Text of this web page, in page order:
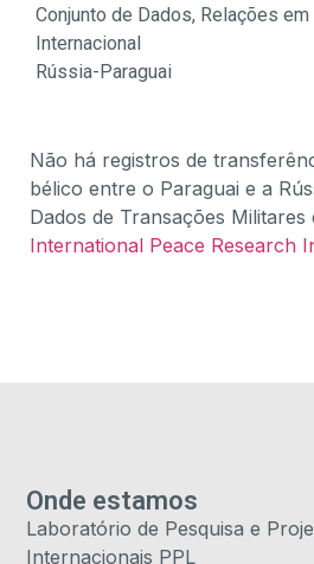
Conjunto de Dados, Relações
Internacional
Rússia-Paraguai
Não há registros de
bélico entre o Paraguai e a
Dados de Transações Militares
International Peace Research
Onde estamos
Laboratório de Pesquisa e
Internacionais PPL